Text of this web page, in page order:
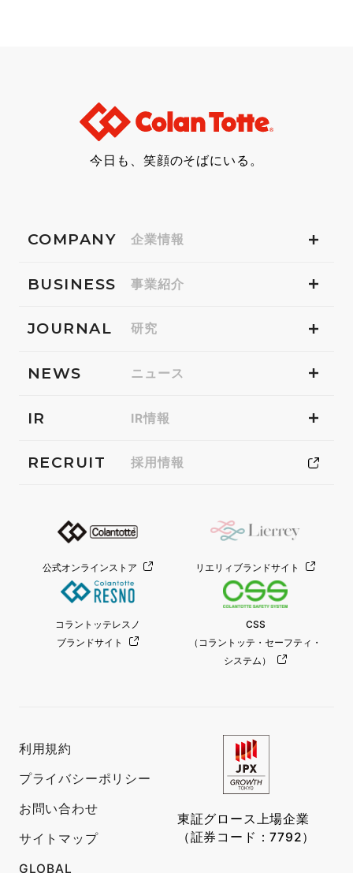
今日も、笑顔のそばにいる。
COMPANY 企業情報
BUSINESS 事業紹介
JOURNAL 研究
NEWS ニュース
IR IR情報
RECRUIT 採用情報
公式オンラインストア リエリィブランドサイト
コラントッテレスノ
ブランドサイト
CSS
（コラントッテ・セーフティ・
システム）
利用規約
プライバシーポリシー
お問い合わせ
サイトマップ
GLOBAL
東証グロース上場企業
（証券コード：7792）